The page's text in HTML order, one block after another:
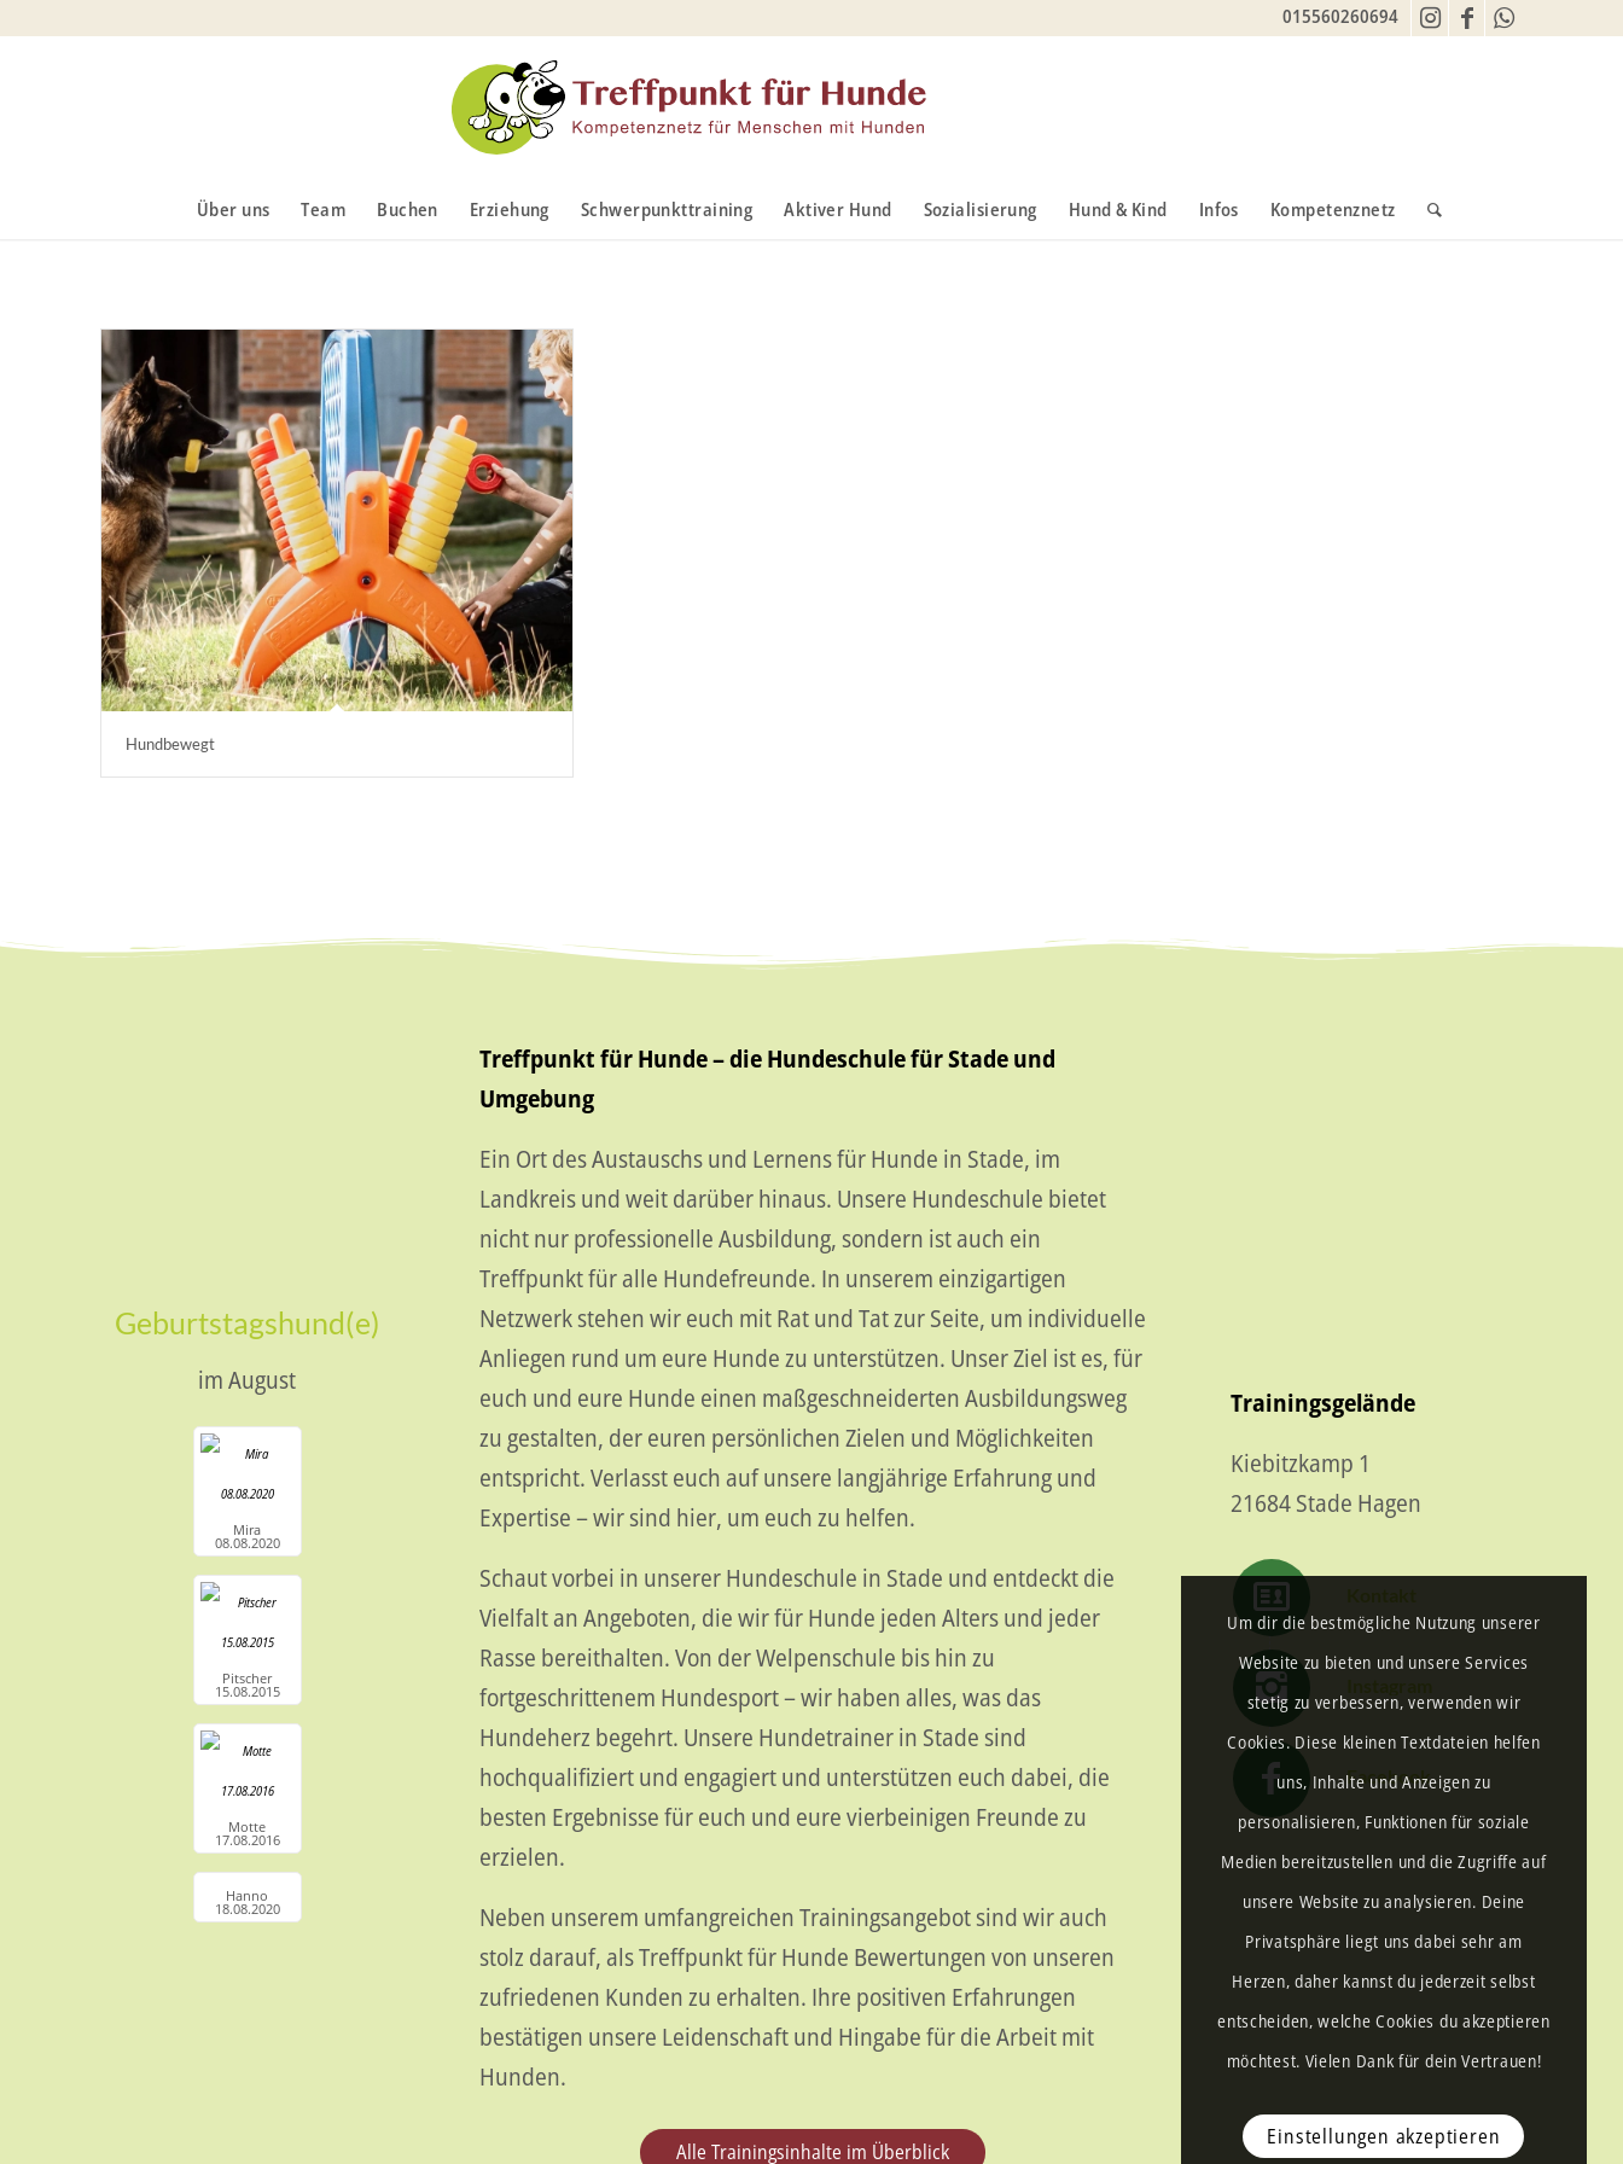
015560260694
Über uns Team Buchen Erziehung Schwerpunkttraining Aktiver Hund Sozialisierung Hund & Kind Infos Kompetenznetz
Hundbewegt
Geburtstagshund(e)
im August
Mira
08.08.2020
Pitscher
15.08.2015
Motte
17.08.2016
Hanno
18.08.2020
Treffpunkt für Hunde – die Hundeschule für Stade und
Umgebung
Ein Ort des Austauschs und Lernens für Hunde in Stade, im
Landkreis und weit darüber hinaus. Unsere Hundeschule bietet
nicht nur professionelle Ausbildung, sondern ist auch ein
Treffpunkt für alle Hundefreunde. In unserem einzigartigen
Netzwerk stehen wir euch mit Rat und Tat zur Seite, um individuelle
Anliegen rund um eure Hunde zu unterstützen. Unser Ziel ist es, für
euch und eure Hunde einen maßgeschneiderten Ausbildungsweg
zu gestalten, der euren persönlichen Zielen und Möglichkeiten
entspricht. Verlasst euch auf unsere langjährige Erfahrung und
Expertise – wir sind hier, um euch zu helfen.
Schaut vorbei in unserer Hundeschule in Stade und entdeckt die
Vielfalt an Angeboten, die wir für Hunde jeden Alters und jeder
Rasse bereithalten. Von der Welpenschule bis hin zu
fortgeschrittenem Hundesport – wir haben alles, was das
Hundeherz begehrt. Unsere Hundetrainer in Stade sind
hochqualifiziert und engagiert und unterstützen euch dabei, die
besten Ergebnisse für euch und eure vierbeinigen Freunde zu
erzielen.
Neben unserem umfangreichen Trainingsangebot sind wir auch
stolz darauf, als Treffpunkt für Hunde Bewertungen von unseren
zufriedenen Kunden zu erhalten. Ihre positiven Erfahrungen
bestätigen unsere Leidenschaft und Hingabe für die Arbeit mit
Hunden.
Alle Trainingsinhalte im Überblick
Trainingsgelände
Kiebitzkamp 1
21684 Stade Hagen
Facebook
Um dir die bestmögliche Nutzung unserer
Website zu bieten und unsere Services
stetig zu verbessern, verwenden wir
Cookies. Diese kleinen Textdateien helfen
uns, Inhalte und Anzeigen zu
personalisieren, Funktionen für soziale
Medien bereitzustellen und die Zugriffe auf
unsere Website zu analysieren. Deine
Privatsphäre liegt uns dabei sehr am
Herzen, daher kannst du jederzeit selbst
entscheiden, welche Cookies du akzeptieren
möchtest. Vielen Dank für dein Vertrauen!
Einstellungen akzeptieren